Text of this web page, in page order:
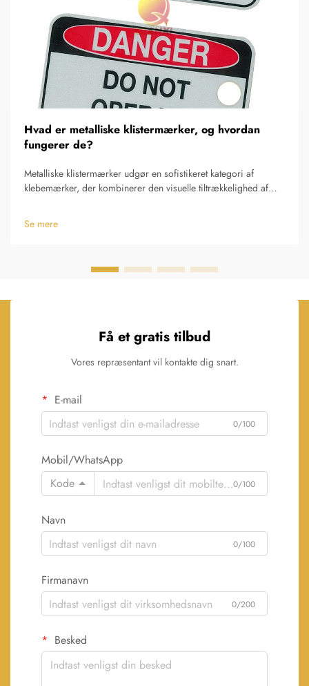
Hvad er metalliske klistermærker, og hvordan
fungerer de?
Metalliske klistermærker udgør en sofistikeret kategori af
klebemærker, der kombinerer den visuelle tiltrækkelighed af
traditionelle klistermærkeanvendelser. Disse specialiserede
produkter anvender avancerede fremstillingsprocesser...
Se mere
Få et gratis tilbud
Vores repræsentant vil kontakte dig snart.
E-mail
0/100
Mobil/WhatsApp
Kode
0/100
Navn
0/100
Firmanavn
0/200
Besked